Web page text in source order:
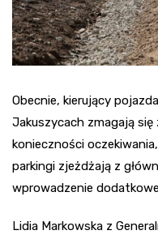
Obecnie, kierujący
Jakuszycach zmagają się
konieczności
parkingi zjeżdżają z
wprowadzenie
Lidia Markowska z